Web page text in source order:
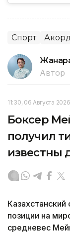
Спорт
Автор
11:30, 06 Августа 2026
Боксер
получил
известны
позиции на
средневес